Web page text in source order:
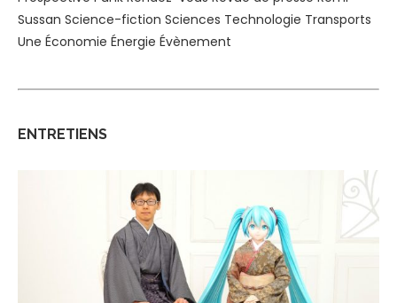
Sussan Science-fiction Sciences Technologie Transports
Une Économie Énergie Évènement
ENTRETIENS